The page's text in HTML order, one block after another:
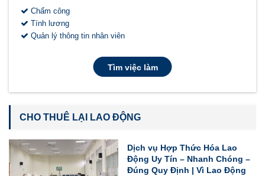
Chấm công
Tính lương
Quản lý thông tin nhân viên
Tìm việc làm
CHO THUÊ LẠI LAO ĐỘNG
Dịch vụ Hợp Thức Hóa Lao
Động Uy Tín – Nhanh Chóng –
Đúng Quy Định | Vì Lao Động